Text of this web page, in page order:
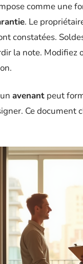
comme
. Le
constatées.
la note. Modifiez
avenant peut
Ce